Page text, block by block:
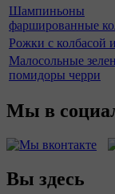
Шампиньоны
фаршированные
Рожки с колбасой
Малосольные
помидоры черри
Мы в
Вы здесь